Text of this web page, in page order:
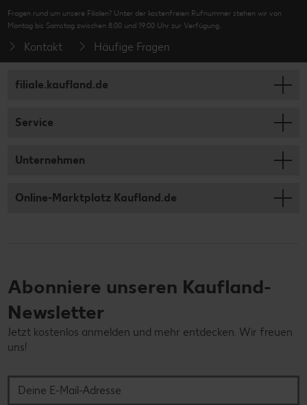
Fragen rund um unsere Filialen? Unter der kostenfreien Rufnummer stehen wir von
Montag bis Samstag zwischen 8:00 und 19:00 Uhr zur Verfügung.
Kontakt Häufige Fragen
filiale.kaufland.de
Service
Unternehmen
Online-Marktplatz Kaufland.de
Abonniere unseren Kaufland-
Newsletter
Jetzt kostenlos anmelden und mehr entdecken. Wir freuen
uns!